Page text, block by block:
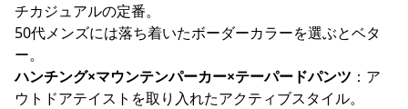
チカジュアルの定番。
50代メンズには落ち着いたボーダーカラーを選ぶとベタ
ー。
ハンチング×マウンテンパーカー×テーパードパンツ ：ア
ウトドアテイストを取り入れたアクティブスタイル。